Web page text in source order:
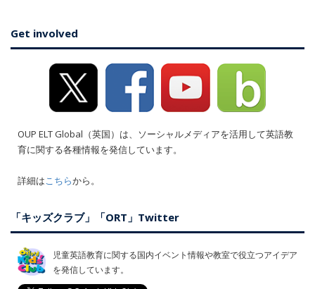
Get involved
OUP ELT Global（英国）は、ソーシャルメディアを活用して英語教
育に関する各種情報を発信しています。
詳細はこちらから。
「キッズクラブ」「ORT」Twitter
児童英語教育に関する国内イベント情報や教室で役立つアイデア
を発信しています。